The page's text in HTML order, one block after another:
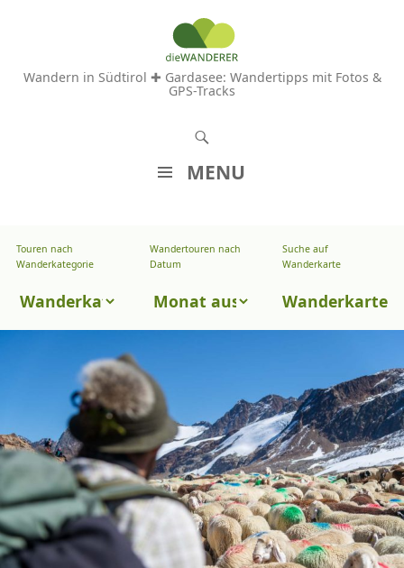
Wandern in Südtirol ✚ Gardasee: Wandertipps mit Fotos &
GPS-Tracks
MENU
M
A
T
P
R
I
N
G
E
Touren nach
Wanderkategorie
Touren
Wanderkategorie
Wandertouren nach
Datum
Wandertouren
Datum
Suche auf
Wanderkarte
Wanderkarte